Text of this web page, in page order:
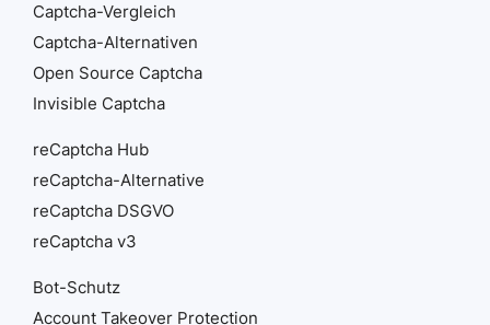
Captcha-Vergleich
Captcha-Alternativen
Open Source Captcha
Invisible Captcha
reCaptcha Hub
reCaptcha-Alternative
reCaptcha DSGVO
reCaptcha v3
Bot-Schutz
Account Takeover Protection